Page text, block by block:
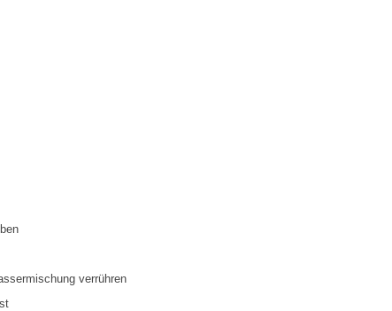
verrühren